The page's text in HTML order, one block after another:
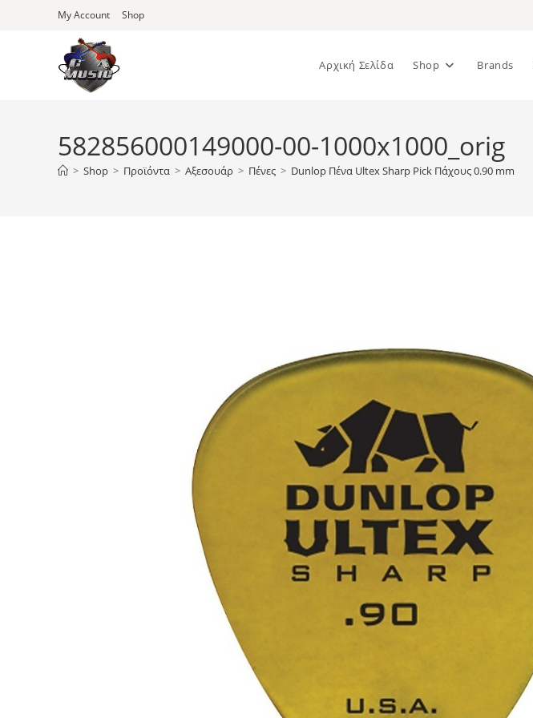
My Account Shop
Αρχική Σελίδα Shop Brands
582856000149000-00-1000x1000_orig
> Shop > Προϊόντα > Αξεσουάρ > Πένες > Dunlop Πένα Ultex Sharp Pick Πάχους 0.90 mm